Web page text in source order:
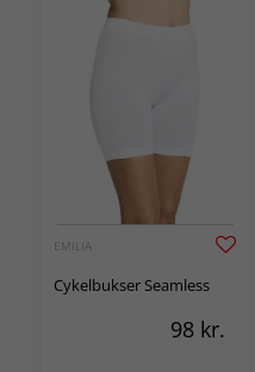
EMILIA
Cykelbukser Seamless
98 kr.